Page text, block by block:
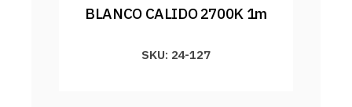
BLANCO CALIDO 2700K 1m
SKU: 24-127